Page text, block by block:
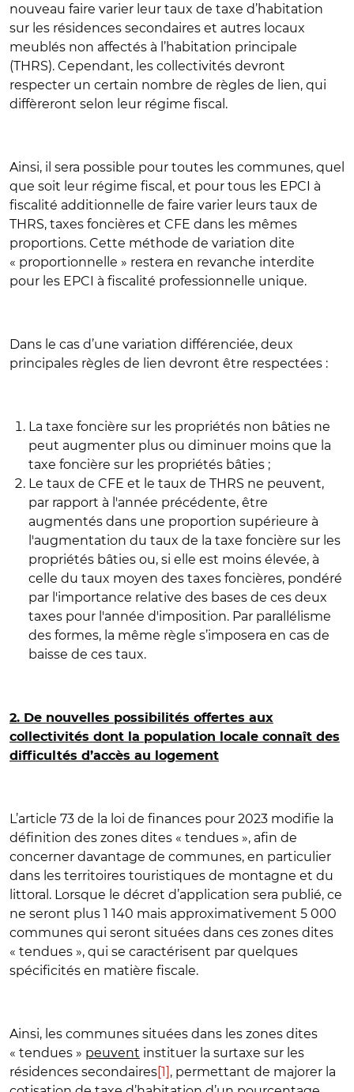
nouveau faire varier leur taux de taxe d’habitation
sur les résidences secondaires et autres locaux
meublés non affectés à l’habitation principale
(THRS). Cependant, les collectivités devront
respecter un certain nombre de règles de lien, qui
diffèreront selon leur régime fiscal.
Ainsi, il sera possible pour toutes les communes, quel
que soit leur régime fiscal, et pour tous les EPCI à
fiscalité additionnelle de faire varier leurs taux de
THRS, taxes foncières et CFE dans les mêmes
proportions. Cette méthode de variation dite
« proportionnelle » restera en revanche interdite
pour les EPCI à fiscalité professionnelle unique.
Dans le cas d’une variation différenciée, deux
principales règles de lien devront être respectées :
La taxe foncière sur les propriétés non bâties ne
peut augmenter plus ou diminuer moins que la
taxe foncière sur les propriétés bâties ;
Le taux de CFE et le taux de THRS ne peuvent,
par rapport à l'année précédente, être
augmentés dans une proportion supérieure à
l'augmentation du taux de la taxe foncière sur les
propriétés bâties ou, si elle est moins élevée, à
celle du taux moyen des taxes foncières, pondéré
par l'importance relative des bases de ces deux
taxes pour l'année d'imposition. Par parallélisme
des formes, la même règle s’imposera en cas de
baisse de ces taux.
2. De nouvelles possibilités offertes aux
collectivités dont la population locale connaît des
difficultés d’accès au logement
L’article 73 de la loi de finances pour 2023 modifie la
définition des zones dites « tendues », afin de
concerner davantage de communes, en particulier
dans les territoires touristiques de montagne et du
littoral. Lorsque le décret d’application sera publié, ce
ne seront plus 1 140 mais approximativement 5 000
communes qui seront situées dans ces zones dites
« tendues », qui se caractérisent par quelques
spécificités en matière fiscale.
Ainsi, les communes situées dans les zones dites
« tendues » peuvent instituer la surtaxe sur les
résidences secondaires[1], permettant de majorer la